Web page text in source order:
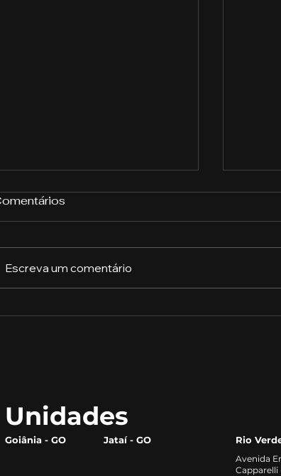
Escreva um comentário
Unidades
Goiânia - GO Jataí - GO Rio
Avenida
Capparelli